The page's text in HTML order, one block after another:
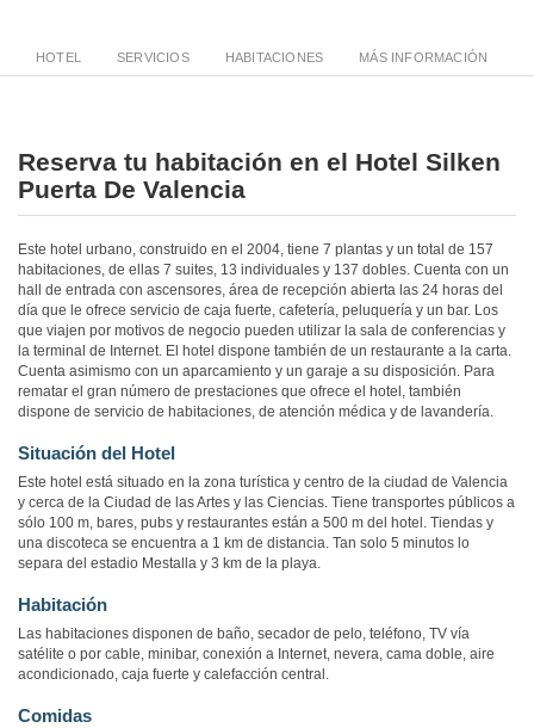
HOTEL SERVICIOS HABITACIONES MÁS INFORMACIÓN
Reserva tu habitación en el Hotel Silken
Puerta De Valencia
Este hotel urbano, construido en el 2004, tiene 7 plantas y un total de 157
habitaciones, de ellas 7 suites, 13 individuales y 137 dobles. Cuenta con un
hall de entrada con ascensores, área de recepción abierta las 24 horas del
día que le ofrece servicio de caja fuerte, cafetería, peluquería y un bar. Los
que viajen por motivos de negocio pueden utilizar la sala de conferencias y
la terminal de Internet. El hotel dispone también de un restaurante a la carta.
Cuenta asimismo con un aparcamiento y un garaje a su disposición. Para
rematar el gran número de prestaciones que ofrece el hotel, también
dispone de servicio de habitaciones, de atención médica y de lavandería.
Situación del Hotel
Este hotel está situado en la zona turística y centro de la ciudad de Valencia
y cerca de la Ciudad de las Artes y las Ciencias. Tiene transportes públicos a
sólo 100 m, bares, pubs y restaurantes están a 500 m del hotel. Tiendas y
una discoteca se encuentra a 1 km de distancia. Tan solo 5 minutos lo
separa del estadio Mestalla y 3 km de la playa.
Habitación
Las habitaciones disponen de baño, secador de pelo, teléfono, TV vía
satélite o por cable, minibar, conexión a Internet, nevera, cama doble, aire
acondicionado, caja fuerte y calefacción central.
Comidas